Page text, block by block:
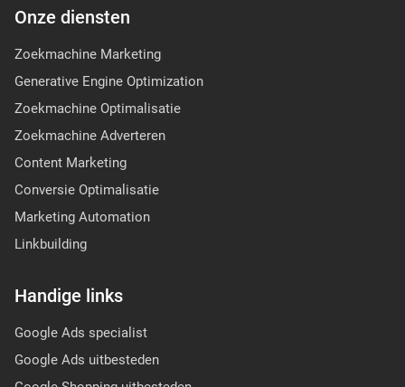
Onze diensten
Zoekmachine Marketing
Generative Engine Optimization
Zoekmachine Optimalisatie
Zoekmachine Adverteren
Content Marketing
Conversie Optimalisatie
Marketing Automation
Linkbuilding
Handige links
Google Ads specialist
Google Ads uitbesteden